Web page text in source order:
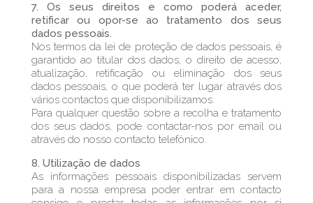
7. Os seus direitos e como poderá aceder,
retificar ou opor-se ao tratamento dos seus
dados pessoais.
Nos termos da lei de proteção de dados pessoais, é
garantido ao titular dos dados, o direito de acesso,
atualização, retificação ou eliminação dos seus
dados pessoais, o que poderá ter lugar através dos
vários contactos que disponibilizamos.
Para qualquer questão sobre a recolha e tratamento
dos seus dados, pode contactar-nos por email ou
através do nosso contacto telefónico.
8. Utilização de dados
As informações pessoais disponibilizadas servem
para a nossa empresa poder entrar em contacto